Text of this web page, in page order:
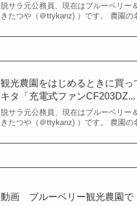
脱サラ元公務員、現在はブルーベリ
きたつや（＠ttykanz) ）です。 農園の
観光農園をはじめるときに買
キタ「充電式ファンCF203DZ...
脱サラ元公務員、現在はブルーベリ
きたつや（＠ttykanz) ）です。 農園の
動画 ブルーベリー観光農園